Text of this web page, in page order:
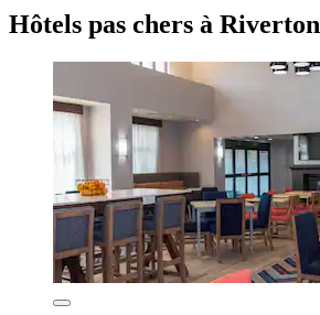
Hôtels pas chers à Riverton